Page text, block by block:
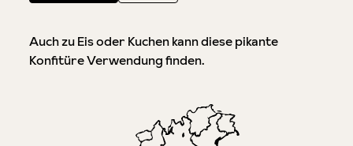
Auch zu Eis oder Kuchen kann diese pikante
Konfitüre Verwendung finden.